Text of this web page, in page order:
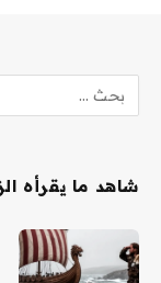
شاهد ما يقرأه